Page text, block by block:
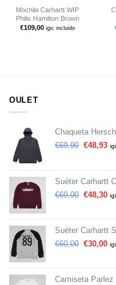
Mochila Carhartt WIP
Philis Hamilton Brown
€109,00 igic incluido
OULET
Chaqueta
€69,90 €48,93
Suéter Carhartt
€69,00 €48,30
Suéter Carhartt
€60,00 €30,00
Camiseta Parlez